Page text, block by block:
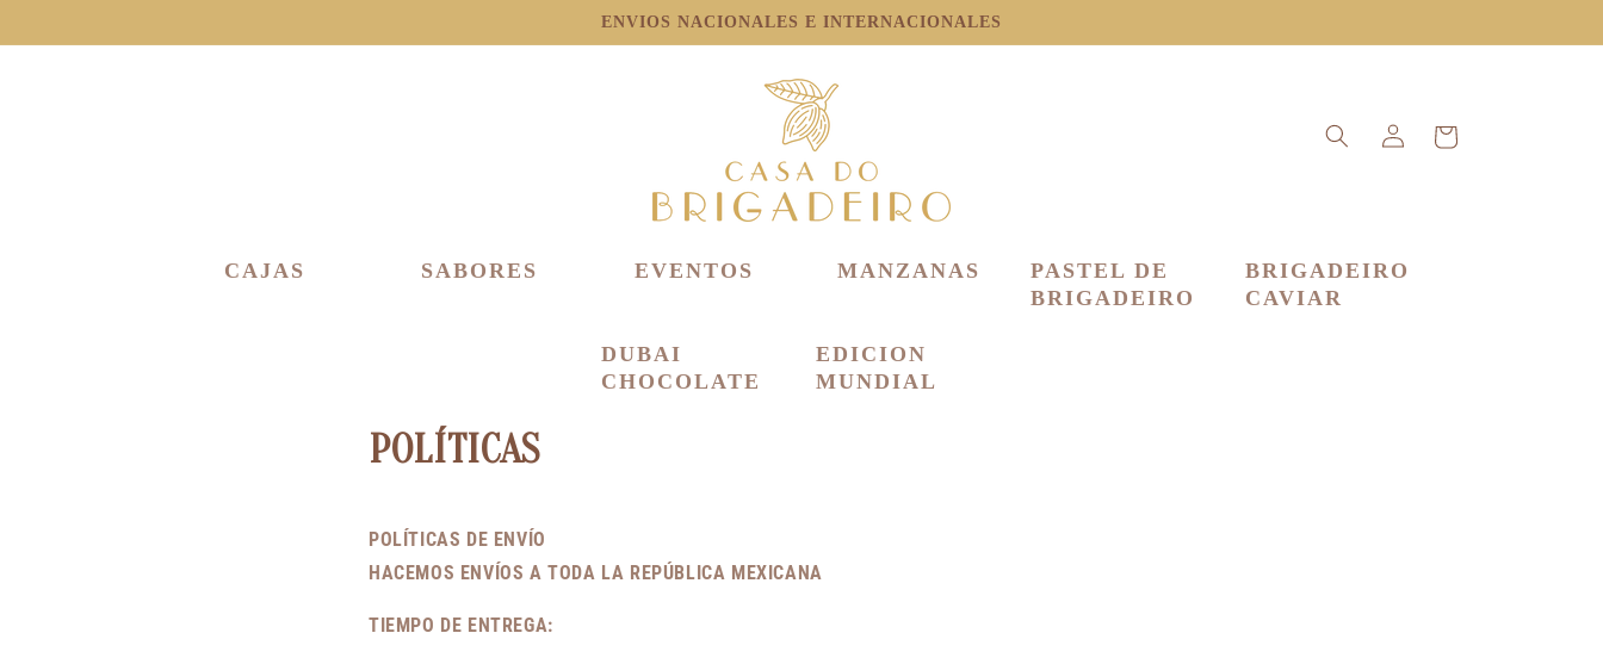
AL CONTENIDO
ENVIOS NACIONALES E INTERNACIONALES
CAJAS SABORES EVENTOS MANZANAS
PASTEL DE
BRIGADEIRO
BRIGADEIRO
CAVIAR
DUBAI
CHOCOLATE
EDICION
MUNDIAL
Iniciar
Carrito
POLÍTICAS
POLÍTICAS DE ENVÍO
HACEMOS ENVÍOS A TODA LA REPÚBLICA MEXICANA
TIEMPO DE ENTREGA: